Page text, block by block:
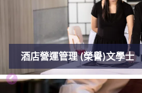
酒店營運管理 (榮譽)文學士